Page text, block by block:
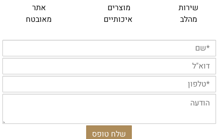
שירות
מהלב
מוצרים
איכותיים
אתר
מאובטח